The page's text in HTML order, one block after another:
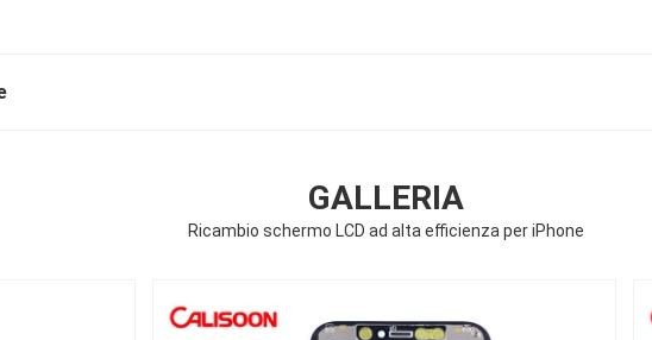
GALLERIA
Ricambio schermo LCD ad alta efficienza per iPhone